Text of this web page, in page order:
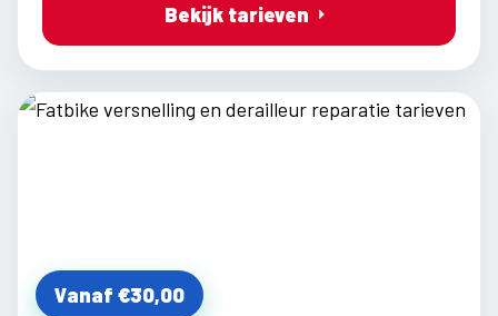
Bekijk tarieven
Vanaf €30,00